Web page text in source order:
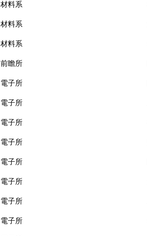
材料系
材料系
材料系
前瞻所
電子所
電子所
電子所
電子所
電子所
電子所
電子所
電子所